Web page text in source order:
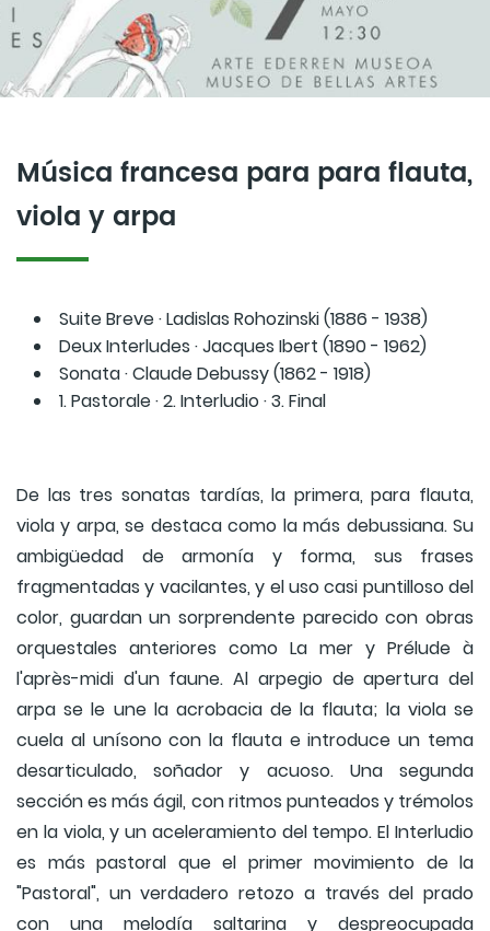
Música francesa para para flauta,
viola y arpa
Suite Breve · Ladislas Rohozinski (1886 - 1938)
Deux Interludes · Jacques Ibert (1890 - 1962)
Sonata · Claude Debussy (1862 - 1918)
1. Pastorale · 2. Interludio · 3. Final
De las tres sonatas tardías, la primera, para flauta,
viola y arpa, se destaca como la más debussiana. Su
ambigüedad de armonía y forma, sus frases
fragmentadas y vacilantes, y el uso casi puntilloso del
color, guardan un sorprendente parecido con obras
orquestales anteriores como La mer y Prélude à
l'après-midi d'un faune. Al arpegio de apertura del
arpa se le une la acrobacia de la flauta; la viola se
cuela al unísono con la flauta e introduce un tema
desarticulado, soñador y acuoso. Una segunda
sección es más ágil, con ritmos punteados y trémolos
en la viola, y un aceleramiento del tempo. El Interludio
es más pastoral que el primer movimiento de la
"Pastoral", un verdadero retozo a través del prado
con una melodía saltarina y despreocupada